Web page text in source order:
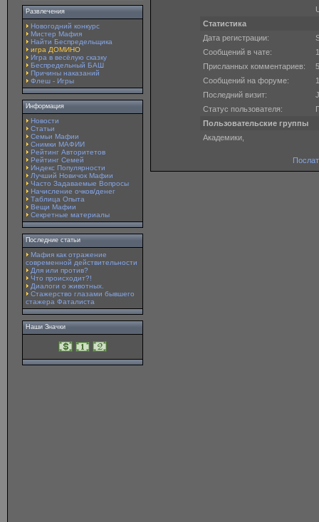
Развлечения
Новогодний конкурс
Мистер Мафия
Найти Беспредельщика
игра ДОМИНО
Игра в весёлую сказку
Беспредельный БАШ
Причины наказаний
Флеш - Игры
Информация
Новости
Статьи
Семьи Мафии
Снимки МАФИИ
Рейтинг Авторитетов
Рейтинг Семей
Индекс Популярности
Лучший Новичок Мафии
Часто Задаваемые Вопросы
Начисление очков/денег
Таблица Опыта
Вещи Мафии
Секретные материалы
Последние статьи
Мафия как отражение
современной действительности
Для или против?
Что происходит?!
Диалоги о животных.
Стажерство глазами бывшего
стажера Фаталиста
Наши Значки
Статистика
Дата регистрации:
Сообщений в чате:
Присланных комментариев:
Сообщений на форуме:
Последний визит:
Статус пользователя:
Пользовательские группы
Академики,